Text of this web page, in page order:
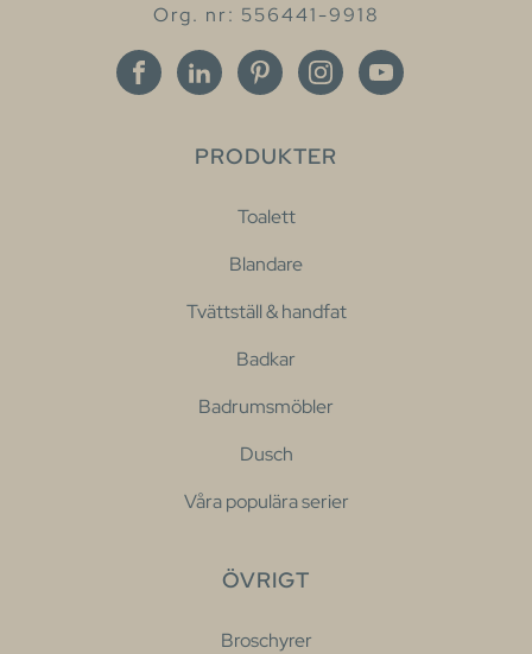
Org. nr: 556441-9918
PRODUKTER
Toalett
Blandare
Tvättställ & handfat
Badkar
Badrumsmöbler
Dusch
Våra populära serier
ÖVRIGT
Broschyrer